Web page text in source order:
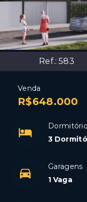
Ref.:583
Venda
R$648.000
3
Garagens
1 Vaga